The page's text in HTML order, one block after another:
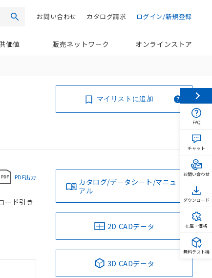
検索 ログイン/新規登録
カタログ請求
お問い合わせ
価値 販売ネットワーク オンラインストア
マイリストに追加
PDF出力
ード引き
カタログ/データシート/マニュ
アル
2D CADデータ
3D CADデータ
FAQ
チャット
お問い合わせ
ダウンロード
在庫・価格
無料テスト機